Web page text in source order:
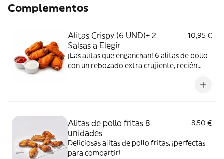
Complementos
Alitas Crispy (6 UND)+ 2
Salsas a Elegir
10,95 €
¡Las alitas que enganchan! 6 alitas de pollo
con un rebozado extra crujiente, recién
Alitas de pollo fritas 8
unidades
8,50 €
Deliciosas alitas de pollo fritas, ¡perfectas
para compartir!